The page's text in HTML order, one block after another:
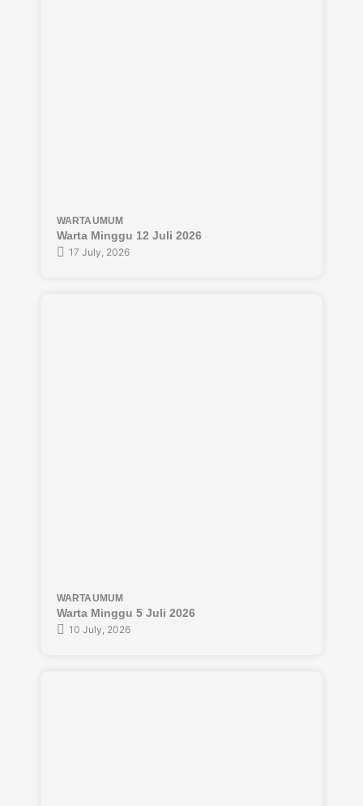
WARTAUMUM
Warta Minggu 12 Juli 2026
17 July, 2026
WARTAUMUM
Warta Minggu 5 Juli 2026
10 July, 2026